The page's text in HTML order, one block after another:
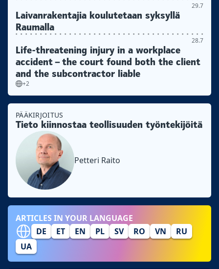
29.7
Laivanrakentajia koulutetaan syksyllä
Raumalla
28.7
Life-threatening injury in a workplace
accident – the court found both the client
and the subcontractor liable
+2
PÄÄKIRJOITUS
Tieto kiinnostaa teollisuuden työntekijöitä
Petteri Raito
ARTICLES IN YOUR LANGUAGE
DE
ET EN PL SV RO VN
RU
UA